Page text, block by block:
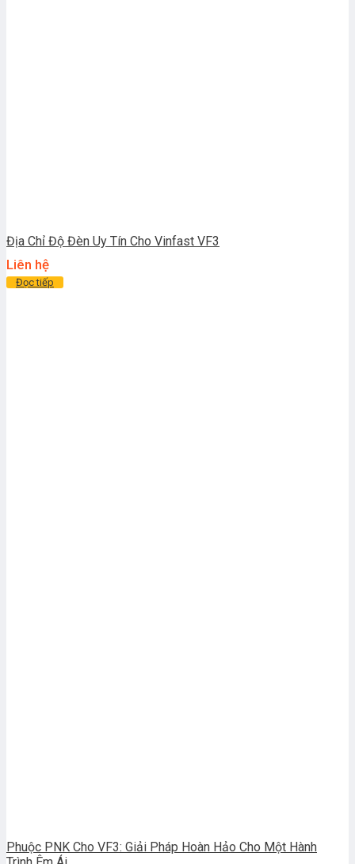
Địa Chỉ Độ Đèn Uy Tín Cho Vinfast VF3
Liên hệ
Đọc tiếp
Phuộc PNK Cho VF3: Giải Pháp Hoàn Hảo Cho Một Hành